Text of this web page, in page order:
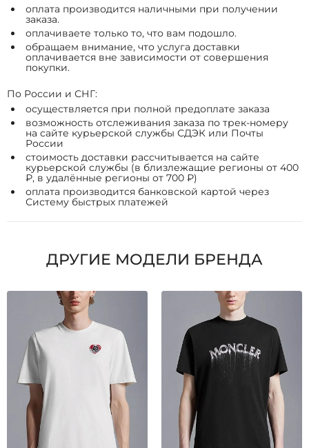
оплата производится наличными при получении
заказа.
оплачиваете только то, что вам подошло.
обращаем внимание, что услуга доставки
оплачивается вне зависимости от совершения
покупки.
По России и СНГ:
осуществляется при полной предоплате заказа
возможность отслеживания заказа по трек-номеру
на сайте курьерской службы СДЭК или Почты
России
стоимость доставки рассчитывается на сайте
курьерской службы (в близлежащие регионы от 400
₽, в удалённые регионы от 700 ₽)
оплата производится банковской картой через
Систему быстрых платежей
ДРУГИЕ МОДЕЛИ БРЕНДА